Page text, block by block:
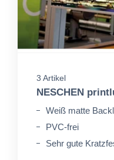
3 Artikel
NESCHEN
Weiß matte
PVC-frei
Sehr gute